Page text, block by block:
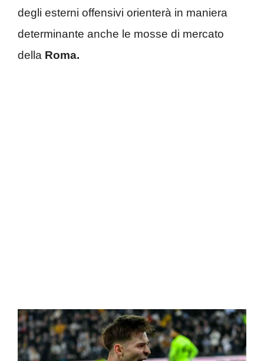
degli esterni offensivi orienterà in maniera
determinante anche le mosse di mercato
della Roma.